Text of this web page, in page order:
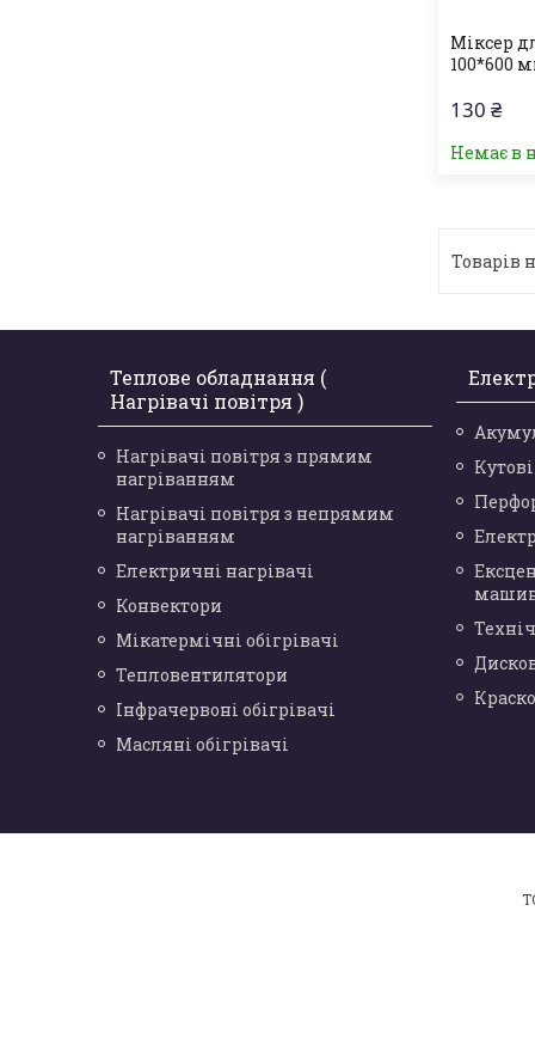
Міксер
100*600
130 ₴
Немає в
Теплове обладнання (
Нагрівачі повітря )
Нагрівачі повітря з прямим
нагріванням
Нагрівачі повітря з непрямим
нагріванням
Електричні нагрівачі
Конвектори
Мікатермічні обігрівачі
Тепловентилятори
Інфрачервоні обігрівачі
Масляні обігрівачі